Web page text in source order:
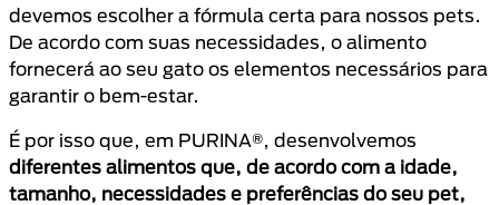
devemos escolher a fórmula certa para nossos pets.
De acordo com suas necessidades, o alimento
fornecerá ao seu gato os elementos necessários para
garantir o bem-estar.
É por isso que, em PURINA®, desenvolvemos
diferentes alimentos que, de acordo com a idade,
tamanho, necessidades e preferências do seu pet,